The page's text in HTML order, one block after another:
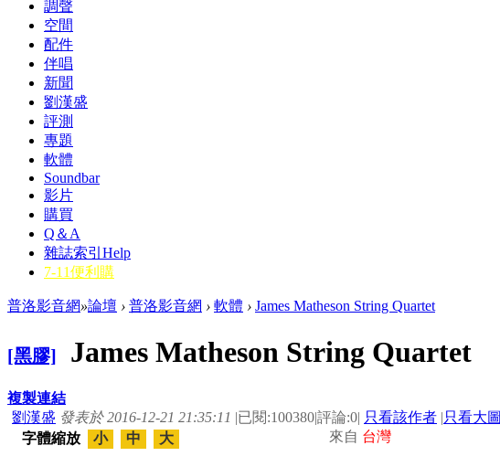
調聲
空間
配件
伴唱
新聞
劉漢盛
評測
專題
軟體
Soundbar
影片
購買
Q＆A
雜誌索引 Help
7-11便利購
普洛影音網»論壇 › 普洛影音網 › 軟體 › James Matheson String Quartet
[黑膠] James Matheson String Quartet
複製連結
劉漢盛 發表於 2016-12-21 21:35:11 |已閱:100380|評論:0| 只看該作者 |只看大圖
來自 台灣
字體縮放 小 中 大